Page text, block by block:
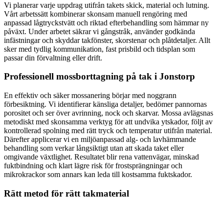
Vi planerar varje uppdrag utifrån takets skick, material och lutning.
Vårt arbetssätt kombinerar skonsam manuell rengöring med
anpassad lågtryckstvätt och riktad efterbehandling som hämmar ny
påväxt. Under arbetet säkrar vi gångstråk, använder godkända
infästningar och skyddar takfönster, skorstenar och plåtdetaljer. Allt
sker med tydlig kommunikation, fast prisbild och tidsplan som
passar din förvaltning eller drift.
Professionell mossborttagning på tak i Jonstorp
En effektiv och säker mossanering börjar med noggrann
förbesiktning. Vi identifierar känsliga detaljer, bedömer pannornas
porositet och ser över avrinning, nock och skarvar. Mossa avlägsnas
metodiskt med skonsamma verktyg för att undvika ytskador, följt av
kontrollerad spolning med rätt tryck och temperatur utifrån material.
Därefter applicerar vi en miljöanpassad alg- och lavhämmande
behandling som verkar långsiktigt utan att skada taket eller
omgivande växtlighet. Resultatet blir rena vattenvägar, minskad
fuktbindning och klart lägre risk för frostsprängningar och
mikrokrackor som annars kan leda till kostsamma fuktskador.
Rätt metod för rätt takmaterial